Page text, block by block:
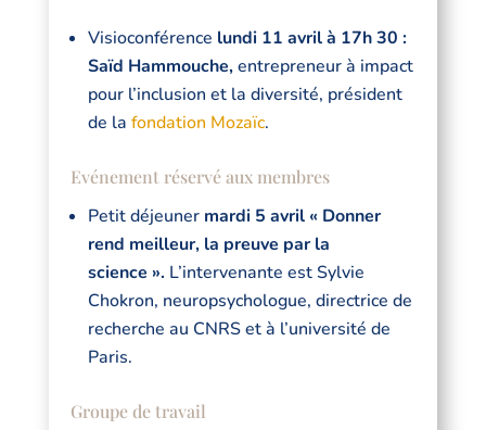
Visioconférence lundi 11 avril à 17h 30 :
Saïd Hammouche,entrepreneur à impact
pour l’inclusion et la diversité, président
de la fondation Mozaïc.
Evénement réservé aux membres
Petit déjeunermardi 5 avril « Donner
rend meilleur, la preuve par la
science ». L’intervenante estSylvie
Chokron, neuropsychologue, directrice de
recherche au CNRS et à l’université de
Paris.
Groupe de travail